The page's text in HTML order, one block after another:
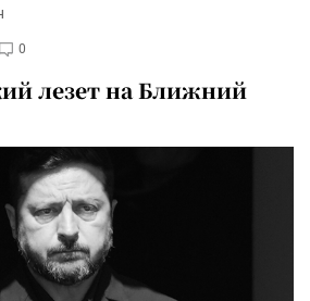
0
лезет на Ближний